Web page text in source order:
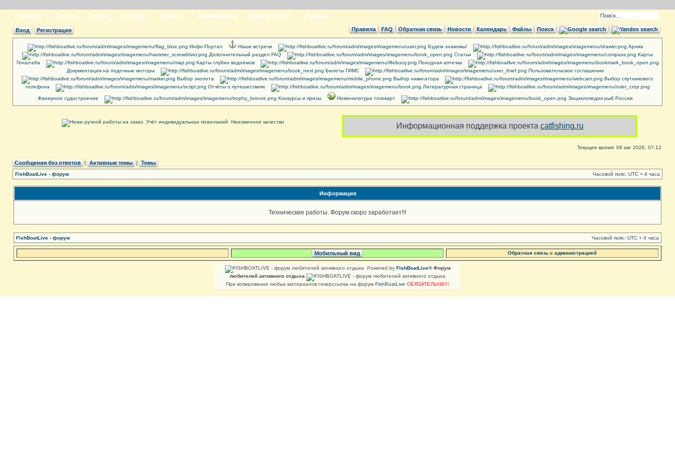
Рыбалка Охота Лодки Моторы Отчёты Экипировка Карты и GPS Разное
Вход Регистрация Правила FAQ Обратная связь Новости Календарь Файлы Поиск
Инфо-Портал Наши встречи Будем знакомы!
Архив
Дополнительный раздел FAQ
Cтатьи
Карты
Генштаба
Карты глубин водоёмов
Походная аптечка
Документация на лодочные моторы
Билеты ГИМС
Пользовательское соглашение
Выбор эхолота
Выбор навигатора
Выбор спутникового
телефона
Отчёты о путешествиях Литературная страница
Фанерное судостроение Конкурсы и призы Номенклатура топокарт Энциклопедия рыб России
Информационная поддержка проекта catfishing.ru
Текущее время: 08 авг 2026, 07:12
Сообщения без ответов | Активные темы | Темы
FishBoatLive - форум Часовой пояс: UTC + 4 часа
Информация
Технические работы. Форум скоро заработает!!!
FishBoatLive - форум Часовой пояс: UTC + 4 часа
Мобильный вид Обратная связь с администрацией
Powered by FishBoatLive® Форум
любителей активного отдыха
При копировании любых материалов гиперссылка на форум FishBoatLive ОБЯЗАТЕЛЬНА!!!